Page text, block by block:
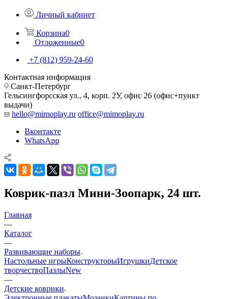
Личный кабинет
Корзина0
Отложенные0
+7 (812) 959-24-60
Контактная информация
Санкт-Петербург
Гельсингфорсская ул., 4, корп. 2У, офис 26 (офис+пункт
выдачи)
hello@mimoplay.ru office@mimoplay.ru
Вконтакте
WhatsApp
Коврик-пазл Мини-Зоопарк, 24 шт.
Главная
—
Каталог
—
Развивающие наборы
Настольные игрыКонструкторыИгрушкиДетское
творчествоПазлыNew
—
Детские коврики